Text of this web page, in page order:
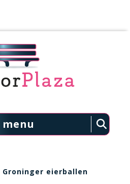
Groninger eierballen